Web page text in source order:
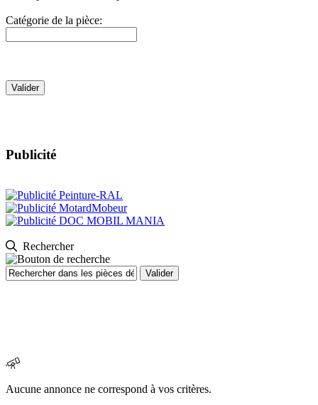
Catégorie de la pièce:
Publicité
Rechercher
Aucune annonce ne correspond à vos critères.